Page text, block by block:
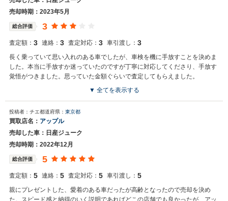
だけるよう精進してまいります。 スタッフ一同、またのご利用お待ち
売却時期：2023年5月
総合評価 3
査定額： 3 連絡： 3 査定対応： 3 車引渡し： 3
長く乗っていて思い入れのある車でしたが、車検を機に手放すことを決めま
した。本当に手放すか迷っていたのですが丁寧に対応してくださり、手放す
覚悟がつきました。思っていた金額ぐらいで査定してもらえました。
買取店からの返信
お世話になっております。 株式会社ネクステージでございます。 この
度はネクステージをご利用いただきまして誠にありがとうございまし
た。 弊社ではジュークのようなSUVの専門店を展開している関係もあ
り、大変得意な車種となっております。SUVの他にもミニバンや輸入
いましたら是非お力添えできれば幸いでございます。 今後とも宜しく
お願い申し上げます。
▼ 全てを表示する
投稿者：チエ都道府県： 東京都
買取店名： アップル
売却した車：日産ジューク
売却時期：2022年12月
総合評価 5
査定額： 5 連絡： 5 査定対応： 5 車引渡し： 5
親にプレゼントした、愛着のある車だったが高齢となったので売却を決め
た。スピード感と納得のいく説明であればどこの店舗でも良かったが、アッ